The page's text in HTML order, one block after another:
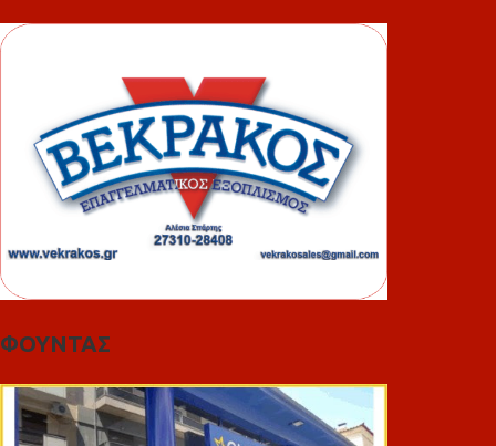
ΦΟΥΝΤΑΣ